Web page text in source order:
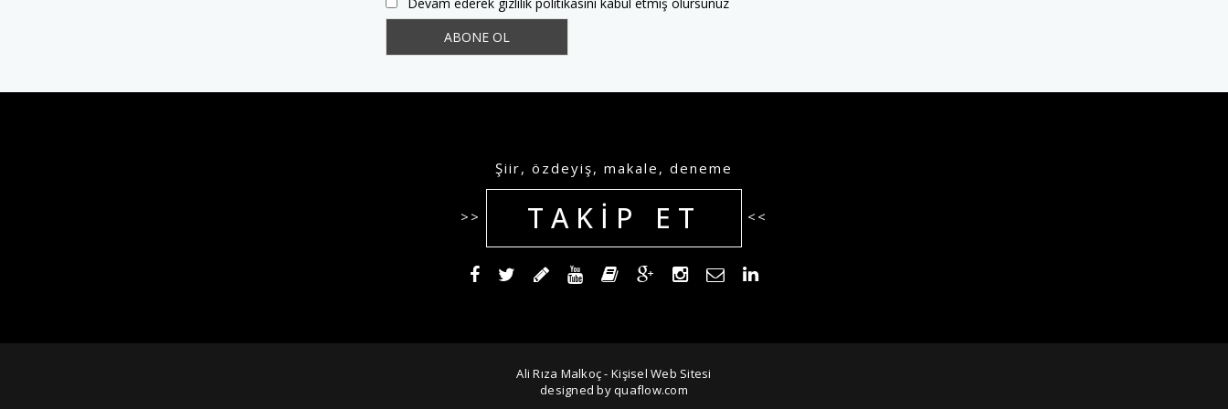
Şiir, özdeyiş, makale, deneme
>> TAKIP ET <<
Ali Rıza Malkoç - Kişisel Web Sitesi
designed by quaflow.com